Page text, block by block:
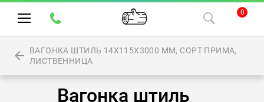
0
ВАГОНКА ШТИЛЬ 14Х115Х3000 ММ, СОРТ ПРИМА,
ЛИСТВЕННИЦА
Вагонка штиль